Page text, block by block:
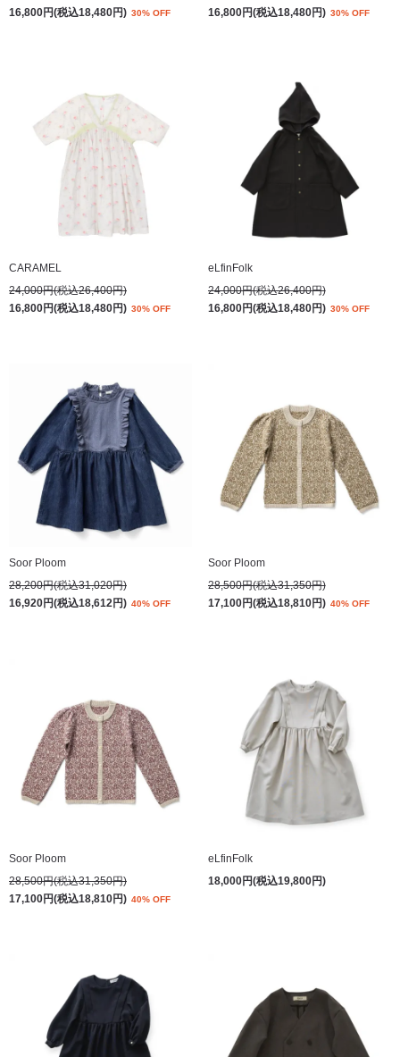
16,800円(税込18,480円) 30% OFF
16,800円(税込18,480円) 30% OFF
CARAMEL
24,000円(税込26,400円)
16,800円(税込18,480円) 30% OFF
eLfinFolk
24,000円(税込26,400円)
16,800円(税込18,480円) 30% OFF
Soor Ploom
28,200円(税込31,020円)
16,920円(税込18,612円) 40% OFF
Soor Ploom
28,500円(税込31,350円)
17,100円(税込18,810円) 40% OFF
Soor Ploom
28,500円(税込31,350円)
17,100円(税込18,810円) 40% OFF
eLfinFolk
18,000円(税込19,800円)